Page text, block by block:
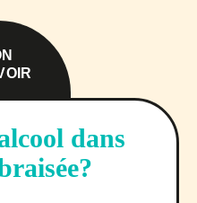
dans